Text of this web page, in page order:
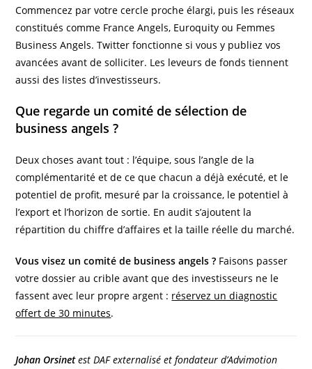
Commencez par votre cercle proche élargi, puis les réseaux
constitués comme France Angels, Euroquity ou Femmes
Business Angels. Twitter fonctionne si vous y publiez vos
avancées avant de solliciter. Les leveurs de fonds tiennent
aussi des listes d’investisseurs.
Que regarde un comité de sélection de
business angels ?
Deux choses avant tout : l’équipe, sous l’angle de la
complémentarité et de ce que chacun a déjà exécuté, et le
potentiel de profit, mesuré par la croissance, le potentiel à
l’export et l’horizon de sortie. En audit s’ajoutent la
répartition du chiffre d’affaires et la taille réelle du marché.
Vous visez un comité de business angels ? Faisons passer
votre dossier au crible avant que des investisseurs ne le
fassent avec leur propre argent : réservez un diagnostic
offert de 30 minutes.
Johan Orsinetest DAF externalisé et fondateur d’Advimotion